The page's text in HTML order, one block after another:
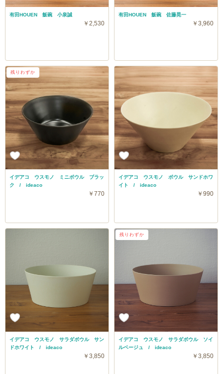
有田HOUEN 飯碗 小泉誠
￥2,530
有田HOUEN 飯碗 佐藤晃一
￥3,960
イデアコ ウスモノ ミニボウル ブラッ
ク / ideaco
￥770
残りわずか
イデアコ ウスモノ ボウル サンドホワ
イト / ideaco
￥990
イデアコ ウスモノ サラダボウル サン
ドホワイト / ideaco
￥3,850
イデアコ ウスモノ サラダボウル ソイ
ルベージュ / ideaco
￥3,850
残りわずか